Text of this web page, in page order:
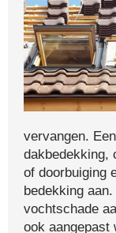
vervangen.
dakbedekking,
of doorbuiging
bedekking
vochtschade
ook aangepast